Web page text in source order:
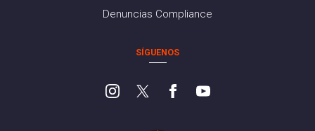
Denuncias Compliance
SÍGUENOS